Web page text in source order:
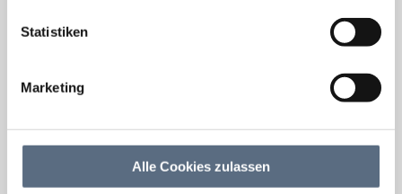
Statistiken
Marketing
Alle Cookies zulassen